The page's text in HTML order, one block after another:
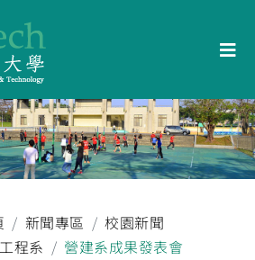
新聞專區
校園新聞
程系 營建系成果發表會